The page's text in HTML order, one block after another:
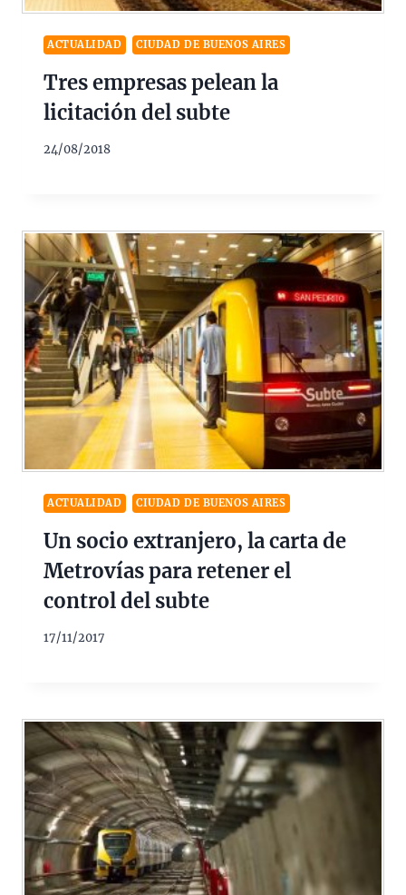
ACTUALIDAD CIUDAD DE BUENOS AIRES
Tres empresas pelean la
licitación del subte
24/08/2018
ACTUALIDAD CIUDAD DE BUENOS AIRES
Un socio extranjero, la carta de
Metrovías para retener el
control del subte
17/11/2017